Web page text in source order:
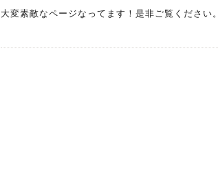
大変素敵なページなってます！是非ご覧ください。